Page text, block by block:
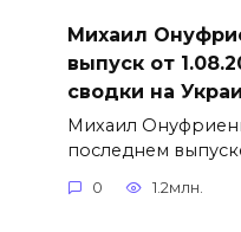
Михаил
выпуск от
сводки на
Михаил
последнем
0 1.2млн.